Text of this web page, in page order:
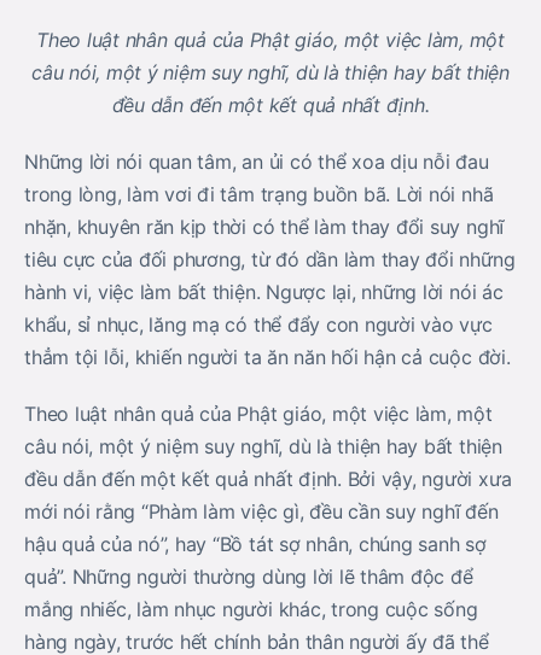
Theo luật nhân quả của Phật giáo, một việc làm, một
câu nói, một ý niệm suy nghĩ, dù là thiện hay bất thiện
đều dẫn đến một kết quả nhất định.
Những lời nói quan tâm, an ủi có thể xoa dịu nỗi đau
trong lòng, làm vơi đi tâm trạng buồn bã. Lời nói nhã
nhặn, khuyên răn kịp thời có thể làm thay đổi suy nghĩ
tiêu cực của đối phương, từ đó dần làm thay đổi những
hành vi, việc làm bất thiện. Ngược lại, những lời nói ác
khẩu, sỉ nhục, lăng mạ có thể đẩy con người vào vực
thẳm tội lỗi, khiến người ta ăn năn hối hận cả cuộc đời.
Theo luật nhân quả của Phật giáo, một việc làm, một
câu nói, một ý niệm suy nghĩ, dù là thiện hay bất thiện
đều dẫn đến một kết quả nhất định. Bởi vậy, người xưa
mới nói rằng “Phàm làm việc gì, đều cần suy nghĩ đến
hậu quả của nó”, hay “Bồ tát sợ nhân, chúng sanh sợ
quả”. Những người thường dùng lời lẽ thâm độc để
mắng nhiếc, làm nhục người khác, trong cuộc sống
hàng ngày, trước hết chính bản thân người ấy đã thể